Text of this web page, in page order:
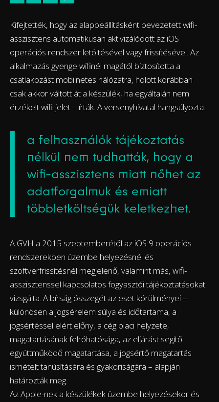
Kifejtették, hogy az alapbeállításként bevezetett wifi-
asszisztens automatikusan aktivizálódott az iOS
operációs rendszer letöltésével vagy frissítésével. Az
alkalmazás gyenge wifinél magától biztosította a
csatlakozást mobilnetes hálózatra, holott korábban
csak akkor váltott át a készülék, ha egyáltalán nem
érzékelt wifi-jelet – írták. A versenyhivatal hangsúlyozta:
a felhasználók tájékoztatás
nélkül nem tudhatták, hogy a
wifi-asszisztens miatt nőhet az
adatforgalmuk és emiatt
többletköltségük keletkezhet.
A GVH a 2015 szeptemberétől az iOS 9 operációs
rendszerekben üzembe helyezésnél és
szoftverfrissítésnél megjelenő, valamint más, wifi-
asszisztenssel kapcsolatos fogyasztói tájékoztatásokat
vizsgálta. A bírság összegét az eset körülményei –
különösen a jogsérelem súlya és időtartama, a
jogsértéssel elért előny, a cég piaci helyzete,
magatartásának felróhatósága, az eljárást segítő
együttműködő magatartása, a jogsértő magatartás
ismételt tanúsítására és gyakoriságára – alapján
határozták meg.
Az Apple-nek a készülékek üzembe helyezésekor és